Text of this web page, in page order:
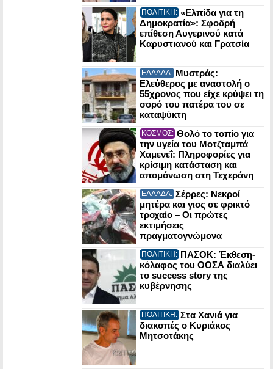
ΠΟΛΙΤΙΚΗ: «Ελπίδα για τη
Δημοκρατία»: Σφοδρή
επίθεση Αυγερινού κατά
Καρυστιανού και Γρατσία
ΕΛΛΑΔΑ: Μυστράς:
Ελεύθερος με αναστολή ο
55χρονος που είχε κρύψει τη
σορό του πατέρα του σε
καταψύκτη
ΚΟΣΜΟΣ: Θολό το τοπίο για
την υγεία του Μοτζταμπά
Χαμενεΐ: Πληροφορίες για
κρίσιμη κατάσταση και
απομόνωση στη Τεχεράνη
ΕΛΛΑΔΑ: Σέρρες: Νεκροί
μητέρα και γιος σε φρικτό
τροχαίο – Οι πρώτες
εκτιμήσεις
πραγματογνώμονα
ΠΟΛΙΤΙΚΗ: ΠΑΣΟΚ: Έκθεση-
κόλαφος του ΟΟΣΑ διαλύει
το success story της
κυβέρνησης
ΠΟΛΙΤΙΚΗ: Στα Χανιά για
διακοπές ο Κυριάκος
Μητσοτάκης